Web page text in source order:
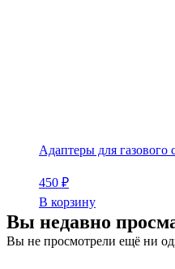
Адаптеры для газового
450 ₽
В корзину
Вы недавно
Вы не просмотрели ещё ни